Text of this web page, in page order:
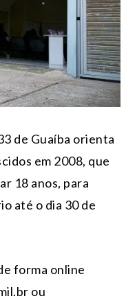
de Guaíba orienta
em 2008, que
18 anos, para
até o dia 30 de
forma online
ou